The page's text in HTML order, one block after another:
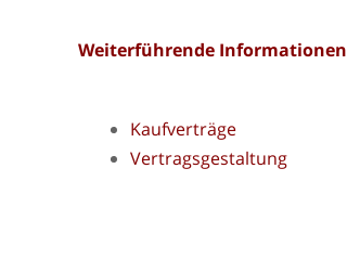
Weiterführende Informationen
Kaufverträge
Vertragsgestaltung